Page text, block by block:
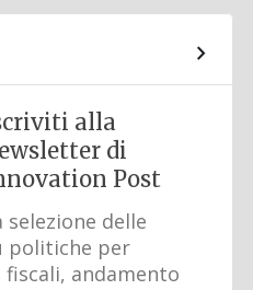
alla
di
Post
delle
politiche per
andamento